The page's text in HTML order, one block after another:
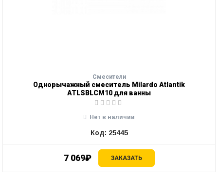
Смесители
Однорычажный смеситель Milardo Atlantik
ATLSBLCM10 для ванны
7 069₽ ЗАКАЗАТЬ
Нет в наличии
Код: 25445